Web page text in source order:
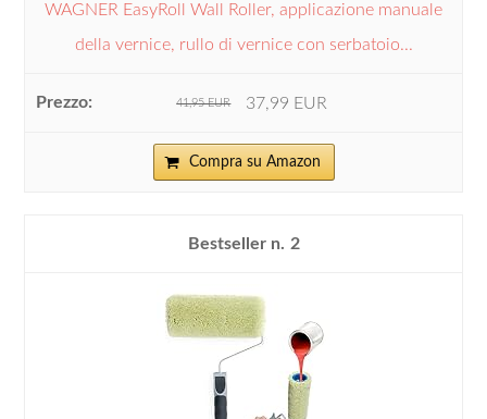
WAGNER EasyRoll Wall Roller, applicazione manuale
della vernice, rullo di vernice con serbatoio...
41,95 EUR 37,99 EUR
Compra su Amazon
2